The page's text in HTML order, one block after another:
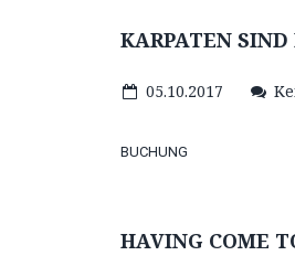
KARPATEN
05.10.2017
BUCHUNG
HAVING COME